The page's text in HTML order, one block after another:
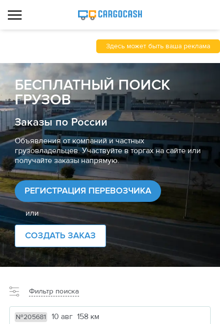
Здесь может быть ваша реклама
БЕСПЛАТНЫЙ ПОИСК
ГРУЗОВ
Заказы по России
Объявления от компаний и частных
грузовладельцев. Участвуйте в торгах на сайте или
получайте заказы напрямую.
РЕГИСТРАЦИЯ ПЕРЕВОЗЧИКА
или
СОЗДАТЬ ЗАКАЗ
Фильтр поиска
№205681 10 авг 158 км